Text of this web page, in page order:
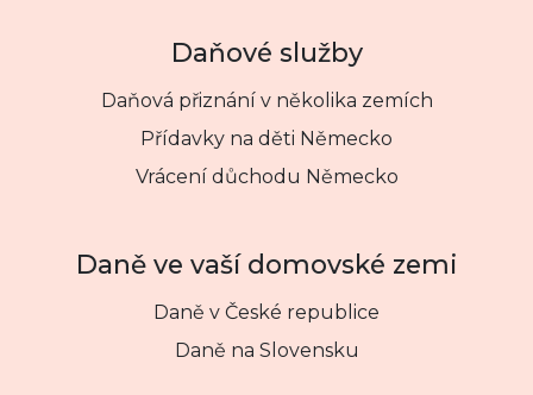
Daňové služby
Daňová přiznání v několika zemích
Přídavky na děti Německo
Vrácení důchodu Německo
Daně ve vaší domovské zemi
Daně v České republice
Daně na Slovensku